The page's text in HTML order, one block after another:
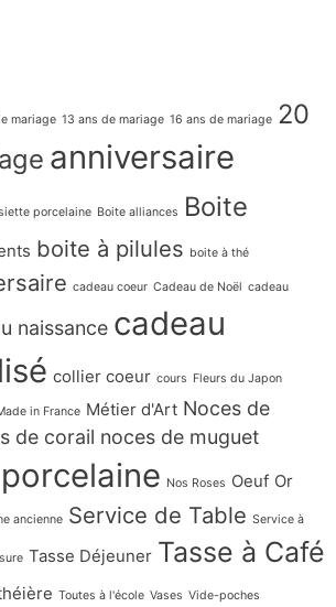
mariage 13 ans de mariage 16 ans de mariage 20
anniversaire
porcelaine Boite alliances
Boite
boite à pilules boite à thé
cadeau coeur Cadeau de Noël cadeau
naissance cadeau
collier coeur cours Fleurs du Japon
in France Métier d'Art Noces de
de corail noces de muguet
Nos Roses Oeuf Or
ancienne Service de Table Service à
Tasse Déjeuner Tasse à Café
Toutes à l'école Vases Vide-poches